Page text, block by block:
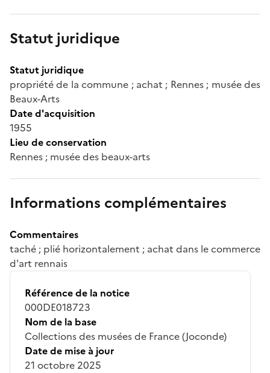
Statut juridique
Statut juridique
propriété de la commune ; achat ; Rennes ; musée des
Beaux-Arts
Date d'acquisition
1955
Lieu de conservation
Rennes ; musée des beaux-arts
Informations complémentaires
Commentaires
taché ; plié horizontalement ; achat dans le commerce
d'art rennais
Référence de la notice
000DE018723
Nom de la base
Collections des musées de France (Joconde)
Date de mise à jour
21 octobre 2025